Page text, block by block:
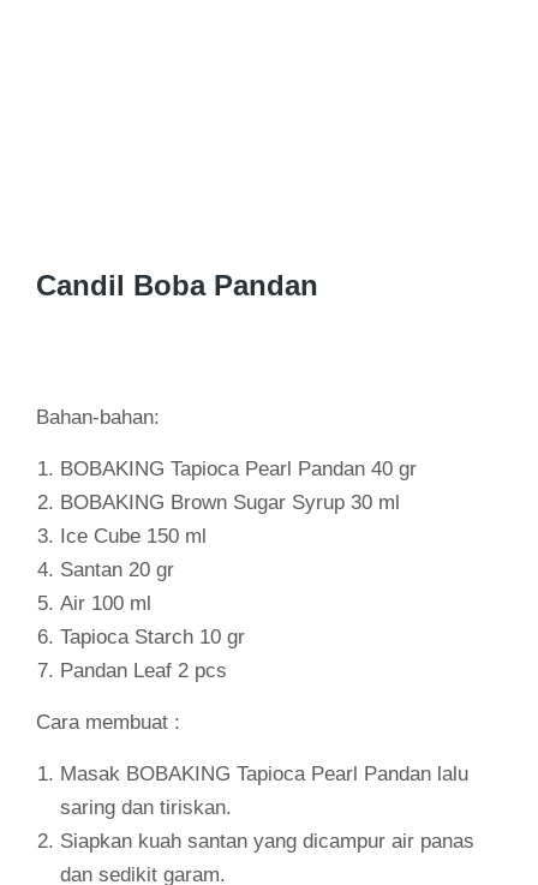
Candil Boba Pandan
Bahan-bahan:
BOBAKING Tapioca Pearl Pandan 40 gr
BOBAKING Brown Sugar Syrup 30 ml
Ice Cube 150 ml
Santan 20 gr
Air 100 ml
Tapioca Starch 10 gr
Pandan Leaf 2 pcs
Cara membuat :
Masak BOBAKING Tapioca Pearl Pandan lalu
saring dan tiriskan.
Siapkan kuah santan yang dicampur air panas
dan sedikit garam.